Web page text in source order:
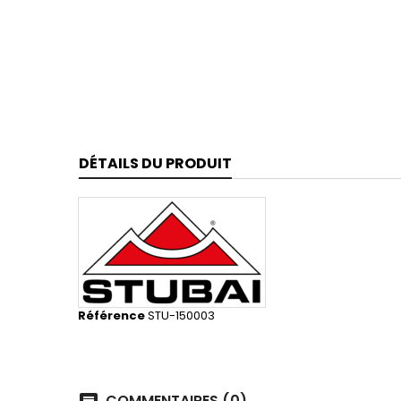
DÉTAILS DU PRODUIT
RéférenceSTU-150003